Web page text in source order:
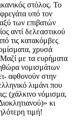
στόλος. Το
υπό τον
των επιβατών
αντί δελεαστικού
τις κατακόμβες
χρυσά
με τα ευρήματα
νομισμάτων
αφθονούν στην
λιμάνι που
(χάλκινο νόμισμα,
κι
τιμή!